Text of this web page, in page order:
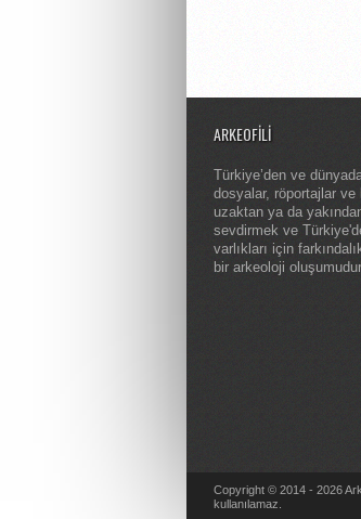
ARKEOFILI
Türkiye’den ve
dosyalar, röportajlar
uzaktan ya da
sevdirmek ve
varlıkları için
bir arkeoloji
Copyright © 2014 - 2026
kullanılamaz.